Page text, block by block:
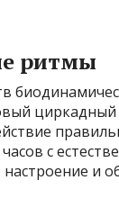
ритмы
с
и